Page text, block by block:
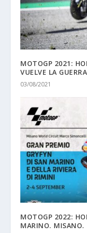
MOTOGP 2021:
VUELVE LA GUERRA
03/08/2021
MOTOGP 2022:
MARINO. MISANO.